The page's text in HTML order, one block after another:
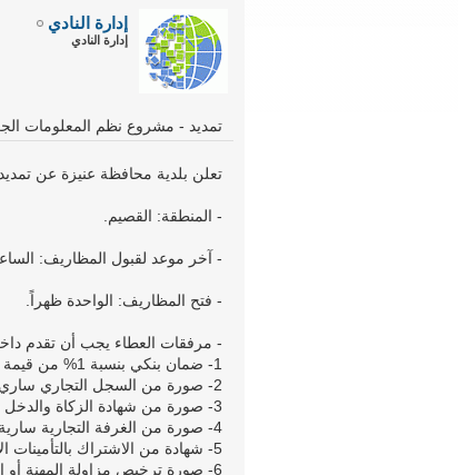
إدارة النادي
إدارة النادي
تمديد - مشروع نظم المعلومات
تعلن بلدية محافظة عنيزة عن
- المنطقة: القصيم.
- آخر موعد لقبول المظاريف:
- فتح المظاريف: الواحدة ظهراً.
- مرفقات العطاء يجب أن تقدم
1- ضمان بنكي بنسبة 1% من قيمة عطاء المناقصة ساري المفعول لمدة تسعون يوماً من فتح المظاريف قابل للتمديد.
2- صورة من السجل التجاري ساري المفعول.
3- صورة من شهادة الزكاة والدخل سارية المفعول.
4- صورة من الغرفة التجارية سارية المفعول.
5- شهادة من الاشتراك بالتأمينات الاجتماعية.
6- صورة ترخيص مزاولة المهنة أو التصنيف حسب الدرجة التي يتطلبها مجال العمل.